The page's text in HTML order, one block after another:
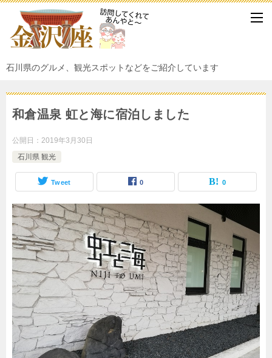
石川県のグルメ、観光スポットなどをご紹介しています
和倉温泉 虹と海に宿泊しました
公開日： 2019年3月30日
石川県 観光
Tweet 0 0